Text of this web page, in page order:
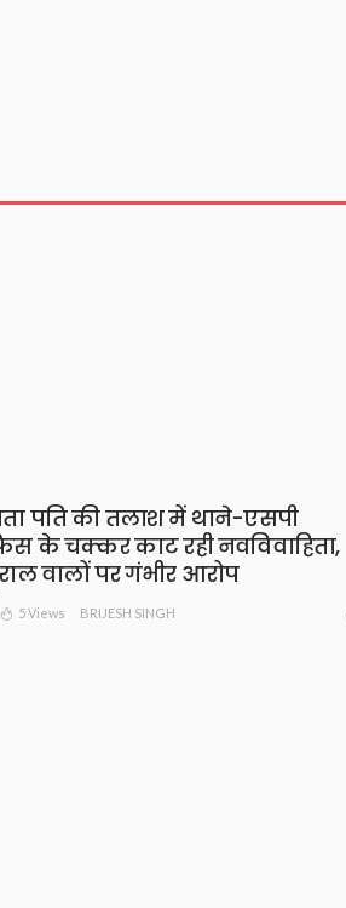
पति की तलाश में थाने-एसपी
के चक्कर काट रही नवविवाहिता,
वालों पर गंभीर आरोप
5 Views BRIJESH SINGH